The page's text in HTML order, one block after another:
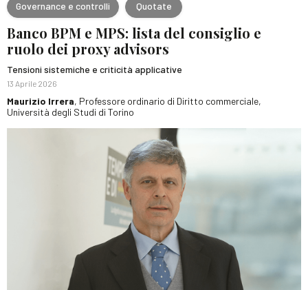
Governance e controlli Quotate
Banco BPM e MPS: lista del consiglio e
ruolo dei proxy advisors
Tensioni sistemiche e criticità applicative
13 Aprile 2026
Maurizio Irrera, Professore ordinario di Diritto commerciale,
Università degli Studi di Torino